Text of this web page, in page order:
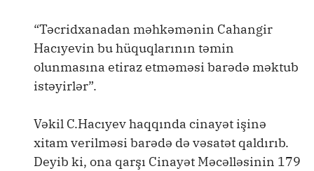
“Təcridxanadan məhkəmənin Cahangir
Hacıyevin bu hüquqlarının təmin
olunmasına etiraz etməməsi barədə məktub
istəyirlər”.
Vəkil C.Hacıyev haqqında cinayət işinə
xitam verilməsi barədə də vəsatət qaldırıb.
Deyib ki, ona qarşı Cinayət Məcəlləsinin 179